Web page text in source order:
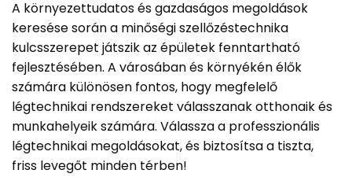
A környezettudatos és gazdaságos megoldások
keresése során a minőségi szellőzéstechnika
kulcsszerepet játszik az épületek fenntartható
fejlesztésében. A városában és környékén élők
számára különösen fontos, hogy megfelelő
légtechnikai rendszereket válasszanak otthonaik és
munkahelyeik számára. Válassza a professzionális
légtechnikai megoldásokat, és biztosítsa a tiszta,
friss levegőt minden térben!